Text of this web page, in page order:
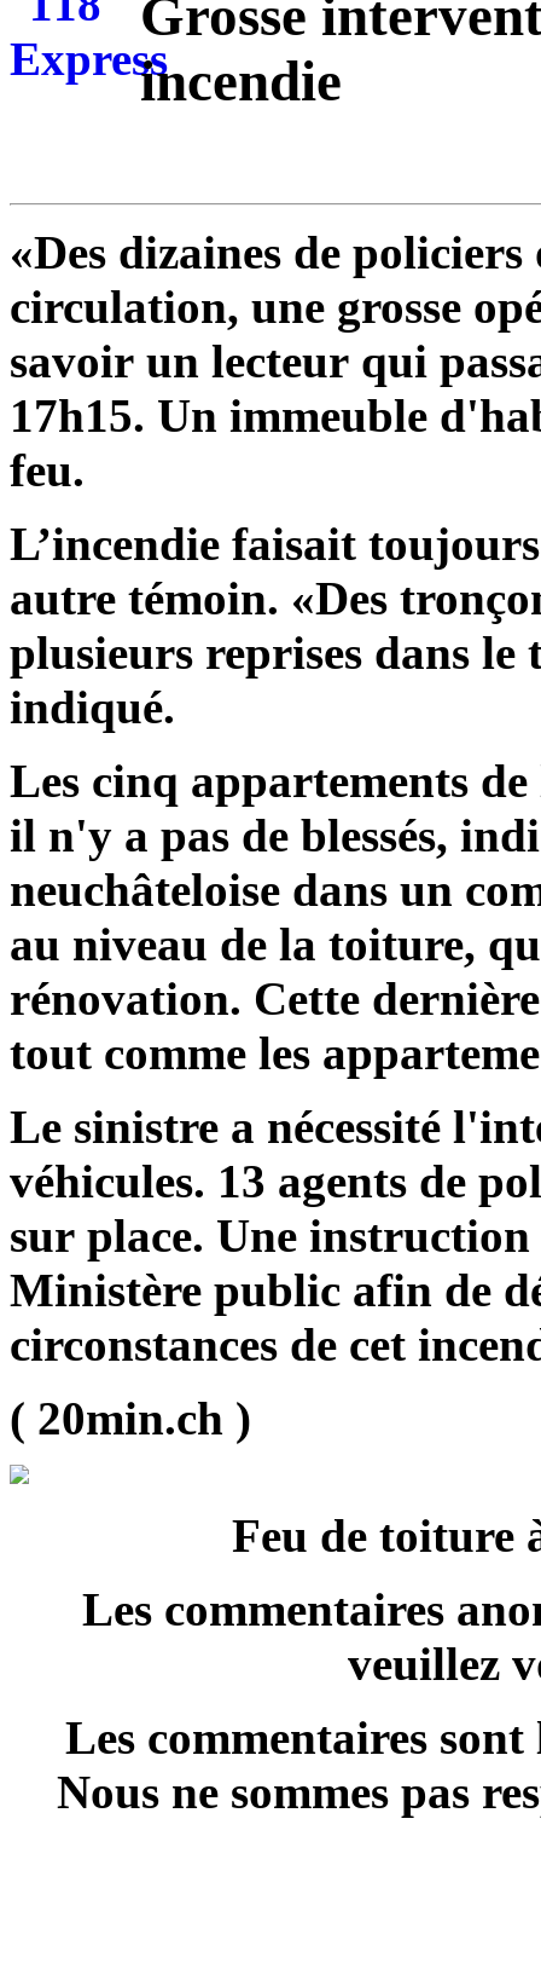
Grosse
incendie
«Des dizaines de
circulation, une grosse
savoir un lecteur qui
17h15. Un immeuble
feu.
L’incendie faisait
autre témoin. «Des
plusieurs reprises dans
indiqué.
Les cinq appartements
il n'y a pas de blessés,
neuchâteloise dans un
au niveau de la toiture,
rénovation. Cette
tout comme les
Le sinistre a nécessité
véhicules. 13 agents de
sur place. Une
Ministère public afin de
circonstances de cet
( 20min.ch )
Feu de toiture
Les commentaires
veuillez
Les commentaires
Nous ne sommes pas